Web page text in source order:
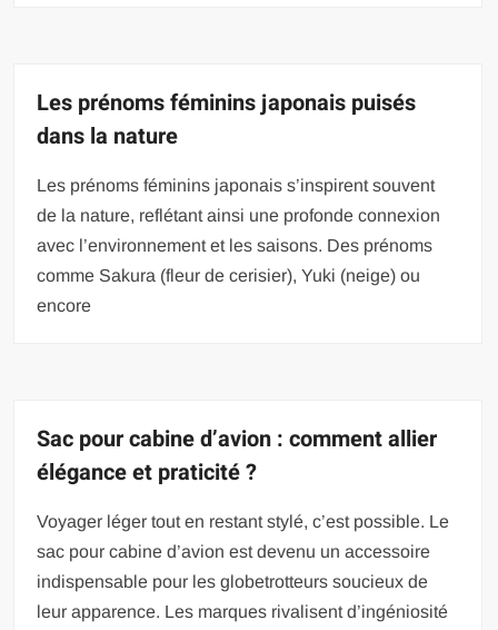
Les prénoms féminins japonais puisés
dans la nature
Les prénoms féminins japonais s’inspirent souvent
de la nature, reflétant ainsi une profonde connexion
avec l’environnement et les saisons. Des prénoms
comme Sakura (fleur de cerisier), Yuki (neige) ou
encore
Sac pour cabine d’avion : comment allier
élégance et praticité ?
Voyager léger tout en restant stylé, c’est possible. Le
sac pour cabine d’avion est devenu un accessoire
indispensable pour les globetrotteurs soucieux de
leur apparence. Les marques rivalisent d’ingéniosité